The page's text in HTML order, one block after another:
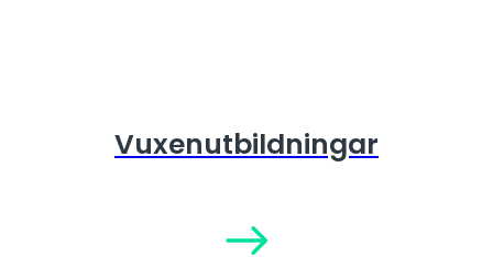
Vuxenutbildningar